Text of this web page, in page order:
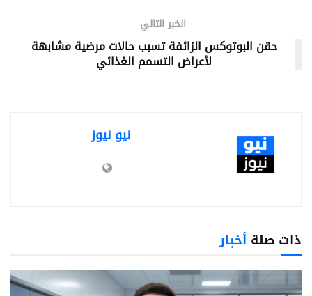
الخبر التالي
حقن البوتوكس الزائفة تسبب حالات مرضية مشابهة
لأعراض التسمم الغذائي
نيو نيوز
ذات صلة أخبار